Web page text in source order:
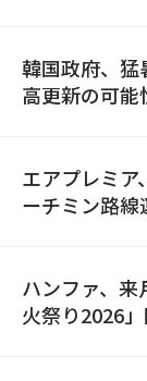
韓国政府、猛
高更新の可能
エアプレミア
ーチミン路
ハンファ、
火祭り2026